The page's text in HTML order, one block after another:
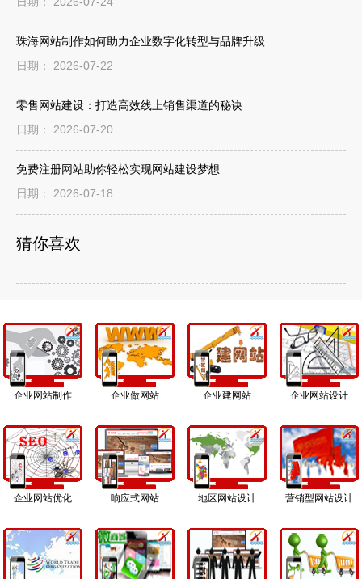
珠海网站制作如何助力企业数字化转型与品牌升级
日期： 2026-07-22
零售网站建设：打造高效线上销售渠道的秘诀
日期： 2026-07-20
免费注册网站助你轻松实现网站建设梦想
日期： 2026-07-18
猜你喜欢
企业网站制作 企业做网站 企业建网站 企业网站设计
企业网站优化 响应式网站 地区网站设计 营销型网站设计